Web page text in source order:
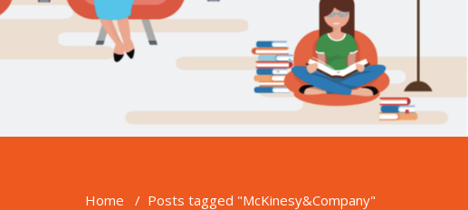
Home / Posts tagged "McKinesy&Company"